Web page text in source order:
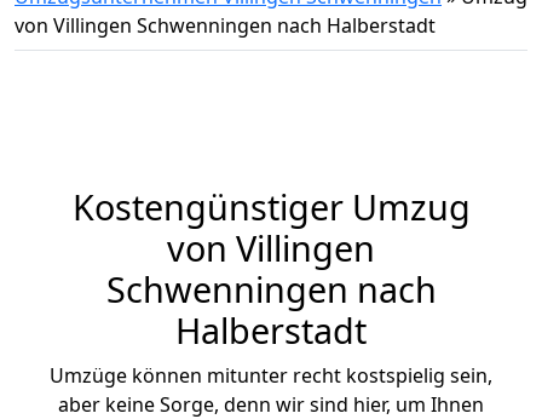
von Villingen Schwenningen nach Halberstadt
Kostengünstiger Umzug
von Villingen
Schwenningen nach
Halberstadt
Umzüge können mitunter recht kostspielig sein,
aber keine Sorge, denn wir sind hier, um Ihnen